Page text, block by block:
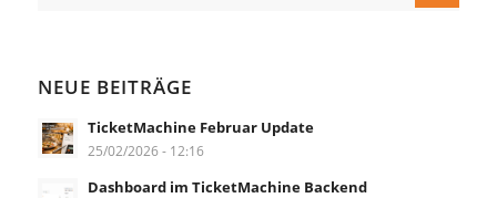
NEUE BEITRÄGE
TicketMachine Februar Update
25/02/2026 - 12:16
Dashboard im TicketMachine Backend